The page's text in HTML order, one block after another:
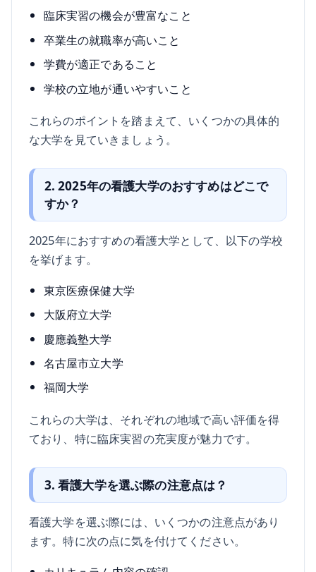
臨床実習の機会が豊富なこと
卒業生の就職率が高いこと
学費が適正であること
学校の立地が通いやすいこと
これらのポイントを踏まえて、いくつかの具体的
な大学を見ていきましょう。
2. 2025年の看護大学のおすすめはどこで
すか？
2025年におすすめの看護大学として、以下の学校
を挙げます。
東京医療保健大学
大阪府立大学
慶應義塾大学
名古屋市立大学
福岡大学
これらの大学は、それぞれの地域で高い評価を得
ており、特に臨床実習の充実度が魅力です。
3. 看護大学を選ぶ際の注意点は？
看護大学を選ぶ際には、いくつかの注意点があり
ます。特に次の点に気を付けてください。